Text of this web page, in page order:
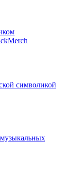
символикой